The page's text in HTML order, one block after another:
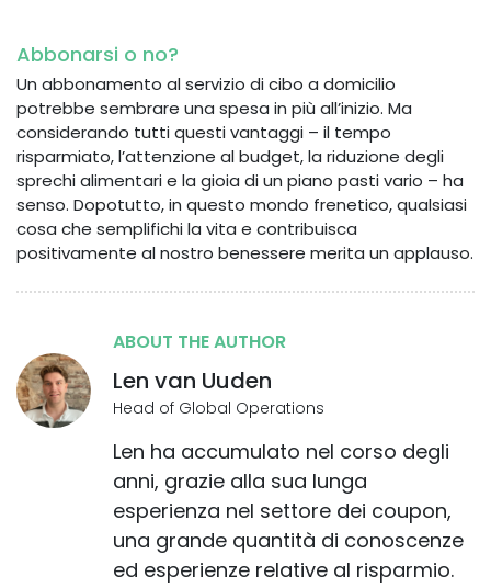
Abbonarsi o no?
Un abbonamento al servizio di cibo a domicilio
potrebbe sembrare una spesa in più all’inizio. Ma
considerando tutti questi vantaggi – il tempo
risparmiato, l’attenzione al budget, la riduzione degli
sprechi alimentari e la gioia di un piano pasti vario – ha
senso. Dopotutto, in questo mondo frenetico, qualsiasi
cosa che semplifichi la vita e contribuisca
positivamente al nostro benessere merita un applauso.
ABOUT THE AUTHOR
Len van Uuden
Head of Global Operations
Len ha accumulato nel corso degli
anni, grazie alla sua lunga
esperienza nel settore dei coupon,
una grande quantità di conoscenze
ed esperienze relative al risparmio.